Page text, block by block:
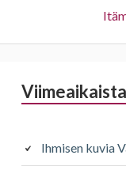
Sivupalkki
Viimeaikaista
Ihmisen kuvia